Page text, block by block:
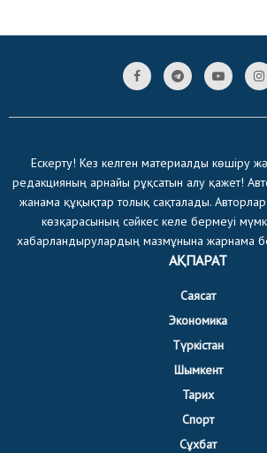
Ескерту! Кез келген материалды көшіру
редакцияның арнайы рұқсатын алу қажет!
жанама құқықтар толық сақталады. Авторлар
көзқарасының сәйкес келе бермеуі
хабарландырулардың мазмұнына жарнама
АҚПАРАТ
Саясат
Экономика
Түркістан
Шымкент
Тарих
Спорт
Сұхбат